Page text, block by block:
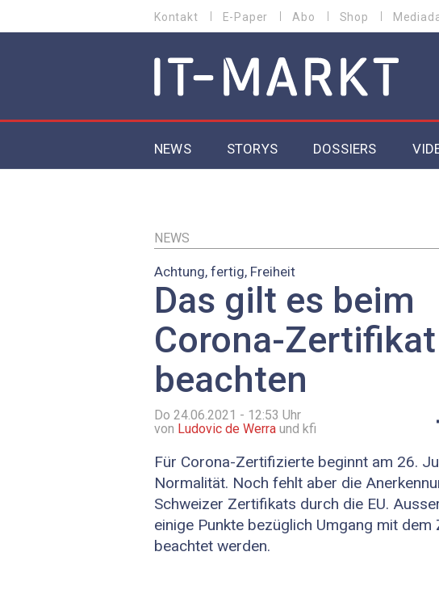
zum
MENU
Kontakt E-Paper Abo Shop
MAIN NAVIGATION
NEWS STORYS DOSSIERS
EU-DSGVO
NEWS
Achtung, fertig, Freiheit
Das gilt es beim
Corona-
beachten
Do 24.06.2021 - 12:53 Uhr
von Ludovic de Werra und kfi
Für Corona-Zertifizierte beginnt am 26.
Normalität. Noch fehlt aber die
Schweizer Zertifikats durch die EU.
einige Punkte bezüglich Umgang mit dem
beachtet werden.